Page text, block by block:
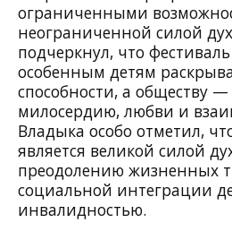
ограниченными
неограниченной силой
подчеркнул, что
особенным детям
способности, а обществу —
милосердию, любви и
Владыка особо отметил,
является великой силой
преодолению жизненных
социальной интеграции
инвалидностью.